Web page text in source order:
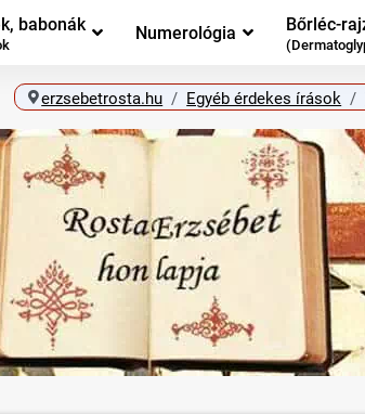
babonák Numerológia Bőrléc-
erzsebetrosta.hu Egyéb érdekes írások